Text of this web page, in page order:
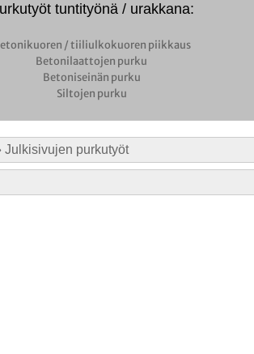
tuntityönä / urakkana:
/ tiiliulkokuoren piikkaus
Betonilaattojen purku
Betoniseinän purku
Siltojen purku
Julkisivujen purkutyöt